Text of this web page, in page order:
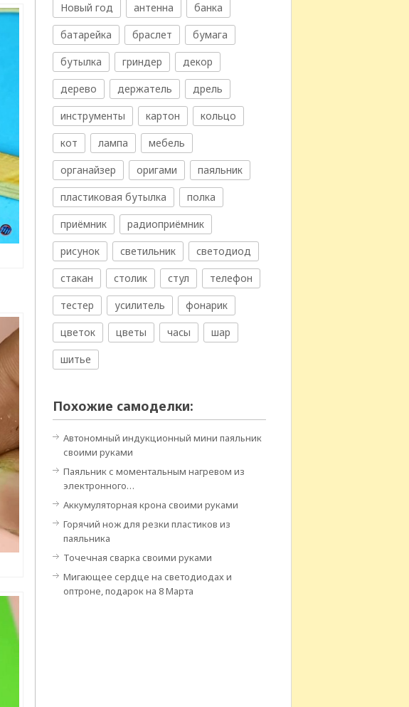
Новый год
антенна
банка
батарейка
браслет
бумага
бутылка
гриндер
декор
дерево
держатель
дрель
инструменты
картон
кольцо
кот
лампа
мебель
органайзер
оригами
паяльник
пластиковая бутылка
полка
приёмник
радиоприёмник
рисунок
светильник
светодиод
стакан
столик стул
телефон
тестер
усилитель
фонарик
цветок
цветы часы
шар
шитье
Похожие самоделки:
Автономный индукционный мини паяльник
своими руками
Паяльник с моментальным нагревом из
электронного…
Аккумуляторная крона своими руками
Горячий нож для резки пластиков из
паяльника
Точечная сварка своими руками
Мигающее сердце на светодиодах и
оптроне, подарок на 8 Марта